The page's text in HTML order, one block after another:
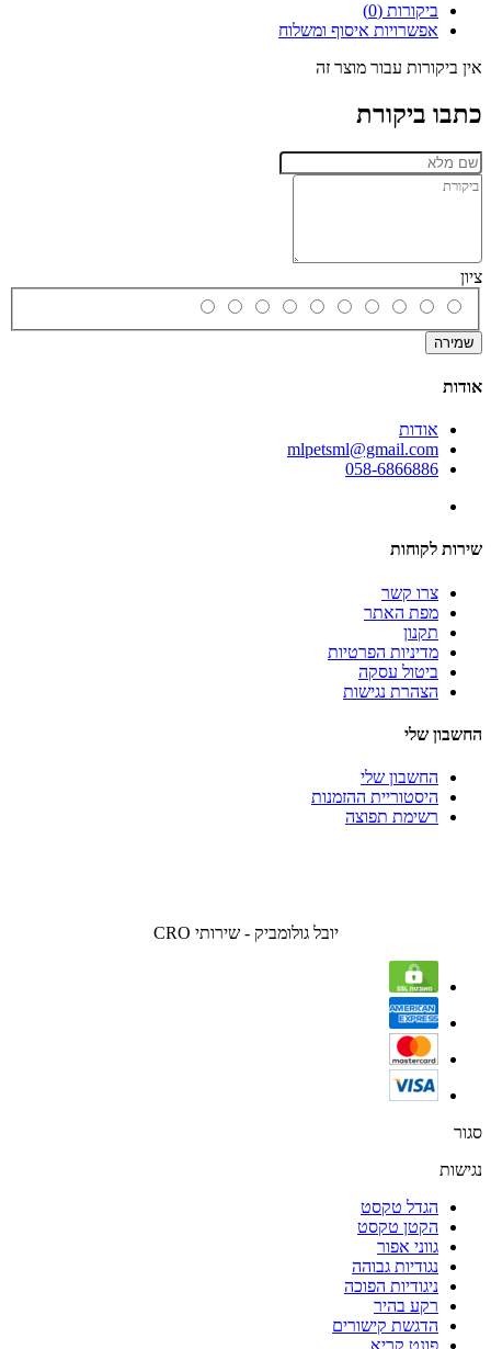
ביקורות (0)
אפשרויות איסוף ומשלוח
אין ביקורות עבור מוצר זה
כתבו ביקורת
ציון
שמירה
אודות
אודות
mlpetsml@gmail.com
058-6866886
שירות לקוחות
צרו קשר
מפת האתר
תקנון
מדיניות הפרטיות
ביטול עסקה
הצהרת נגישות
החשבון שלי
החשבון שלי
היסטוריית ההזמנות
רשימת תפוצה
יובל גולומביק - שירותי CRO
סגור
נגישות
הגדל טקסט
הקטן טקסט
גווני אפור
נגודיות גבוהה
ניגודיות הפוכה
רקע בהיר
הדגשת קישורים